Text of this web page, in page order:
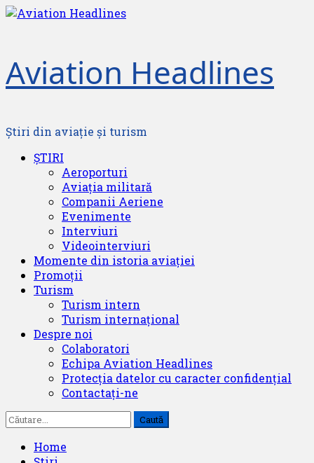
Skip
Aviation Headlines
Știri din aviație și turism
Primary
ȘTIRI
Aeroporturi
Aviația militară
Companii Aeriene
Evenimente
Interviuri
Videointerviuri
Momente din istoria aviației
Promoții
Turism
Turism intern
Turism internațional
Despre noi
Colaboratori
Echipa Aviation Headlines
Protecția datelor cu caracter confidențial
Contactați-ne
Caută
după:
Home